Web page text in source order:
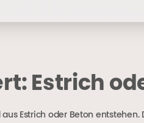
Estrich
Estrich oder Beton